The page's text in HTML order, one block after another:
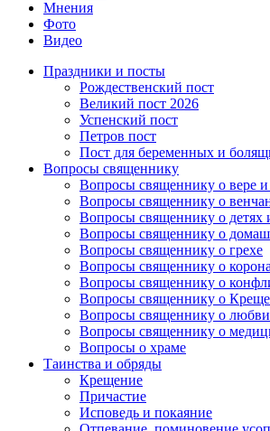
Мнения
Фото
Видео
Праздники и посты
Рождественский пост
Великий пост 2026
Успенский пост
Петров пост
Пост для беременных и
Вопросы священнику
Вопросы священнику о вере и
Вопросы священнику о
Вопросы священнику о детях
Вопросы священнику о
Вопросы священнику о грехе
Вопросы священнику о
Вопросы священнику о
Вопросы священнику о
Вопросы священнику о
Вопросы священнику о
Вопросы о храме
Таинства и обряды
Крещение
Причастие
Исповедь и покаяние